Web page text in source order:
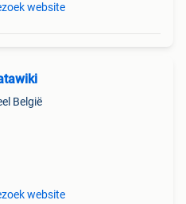
website
België
website